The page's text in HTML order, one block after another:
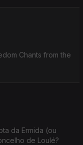
Chants from the
da Ermida (ou
de Loulé?